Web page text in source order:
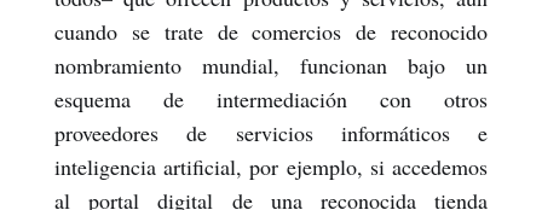
cuando se trate de comercios de reconocido
nombramiento mundial, funcionan bajo un
esquema de intermediación con otros
proveedores de servicios informáticos e
inteligencia artificial, por ejemplo, si accedemos
al portal digital de una reconocida tienda